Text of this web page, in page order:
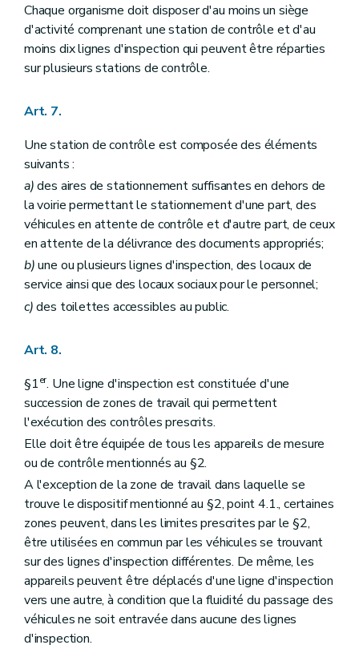
Chaque organisme doit disposer d'au moins un siège
d'activité comprenant une station de contrôle et d'au
moins dix lignes d'inspection qui peuvent être réparties
sur plusieurs stations de contrôle.
Art. 7.
Une station de contrôle est composée des éléments
suivants :
a)des aires de stationnement suffisantes en dehors de
la voirie permettant le stationnement d'une part, des
véhicules en attente de contrôle et d'autre part, de ceux
en attente de la délivrance des documents appropriés;
b)une ou plusieurs lignes d'inspection, des locaux de
service ainsi que des locaux sociaux pour le personnel;
c)des toilettes accessibles au public.
Art. 8.
§1er. Une ligne d'inspection est constituée d'une
succession de zones de travail qui permettent
l'exécution des contrôles prescrits.
Elle doit être équipée de tous les appareils de mesure
ou de contrôle mentionnés au §2.
A l'exception de la zone de travail dans laquelle se
trouve le dispositif mentionné au §2, point 4.1., certaines
zones peuvent, dans les limites prescrites par le §2,
être utilisées en commun par les véhicules se trouvant
sur des lignes d'inspection différentes. De même, les
appareils peuvent être déplacés d'une ligne d'inspection
vers une autre, à condition que la fluidité du passage des
véhicules ne soit entravée dans aucune des lignes
d'inspection.